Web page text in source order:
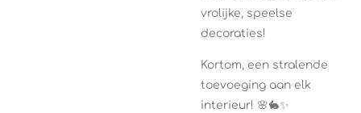
vrolijke, speelse
decoraties!
Kortom, een stralende
toevoeging aan elk
interieur! 🌸🐇✨